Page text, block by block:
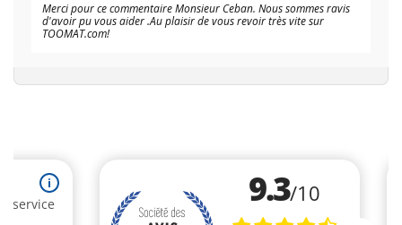
Merci pour ce commentaire Monsieur Ceban. Nous sommes ravis
d'avoir pu vous aider .Au plaisir de vous revoir très vite sur
TOOMAT.com!